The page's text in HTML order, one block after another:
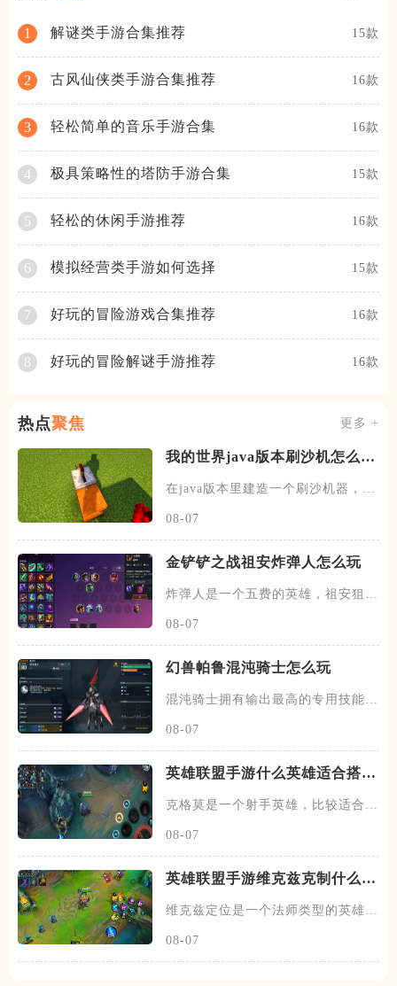
1 解谜类手游合集推荐 15款
2 古风仙侠类手游合集推荐 16款
3 轻松简单的音乐手游合集 16款
4 极具策略性的塔防手游合集 15款
5 轻松的休闲手游推荐 16款
6 模拟经营类手游如何选择 15款
7 好玩的冒险游戏合集推荐 16款
8 好玩的冒险解谜手游推荐 16款
热点聚焦 更多 +
我的世界java版本刷沙机怎么建
在java版本里建造一个刷沙机器，首
08-07
金铲铲之战祖安炸弹人怎么玩
炸弹人是一个五费的英雄，祖安狙神
08-07
幻兽帕鲁混沌骑士怎么玩
混沌骑士拥有输出最高的专用技能双
08-07
英雄联盟手游什么英雄适合搭配
克格莫是一个射手英雄，比较适合走
08-07
英雄联盟手游维克兹克制什么英
维克兹定位是一个法师类型的英雄，
08-07